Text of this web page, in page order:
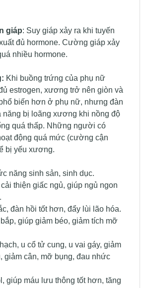
giáp: Suy giáp xảy ra khi tuyến
đủ hormone. Cường giáp xảy
nhiều hormone.
Khi buồng trứng của phụ nữ
estrogen, xương trở nên giòn và
biến hơn ở phụ nữ, nhưng đàn
năng bị loãng xương khi nồng độ
quá thấp. Những người có
động quá mức (cường cận
bị yếu xương.
năng sinh sản, sinh dục.
thiện giấc ngủ, giúp ngủ ngon
đàn hồi tốt hơn, đẩy lùi lão hóa.
giúp giảm béo, giảm tích mỡ
u cổ tử cung, u vai gáy, giảm
giảm cân, mỡ bụng, đau nhức
giúp máu lưu thông tốt hơn, tăng